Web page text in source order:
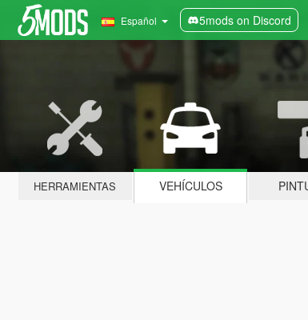
Español 5mods on Discord
HERRAMIENTAS VEHÍCULOS